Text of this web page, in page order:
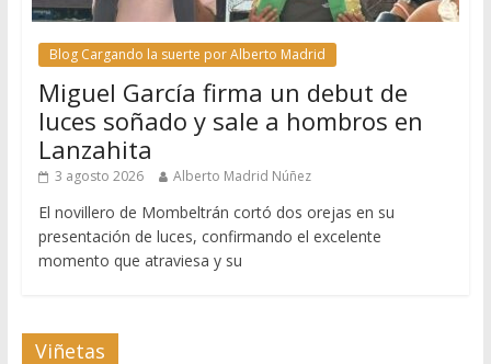
Blog Cargando la suerte por Alberto Madrid
Miguel García firma un debut de
luces soñado y sale a hombros en
Lanzahita
3 agosto 2026 Alberto Madrid Núñez
El novillero de Mombeltrán cortó dos orejas en su
presentación de luces, confirmando el excelente
momento que atraviesa y su
Viñetas